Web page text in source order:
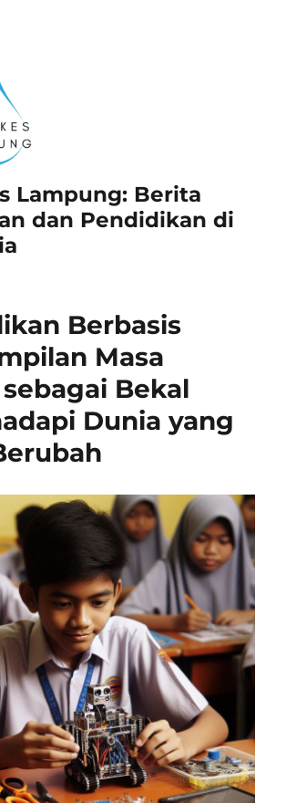
Lampung: Berita
dan Pendidikan di
Berbasis
Masa
Bekal
Dunia yang